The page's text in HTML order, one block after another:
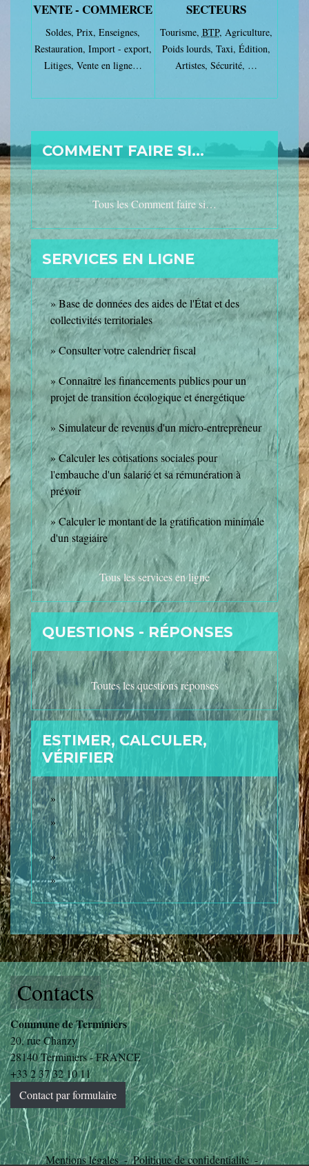
VENTE - COMMERCE
Soldes,Prix,Enseignes,
Restauration, Import - export,
Litiges, Vente en ligne…
SECTEURS
Tourisme, BTP, Agriculture,
Poids lourds, Taxi, Édition,
Artistes, Sécurité, …
COMMENT FAIRE SI…
Tous les Comment faire si…
SERVICES EN LIGNE
Base de données des aides de l'État et des
collectivités territoriales
Consulter votre calendrier fiscal
Connaître les financements publics pour un
projet de transition écologique et énergétique
Simulateur de revenus d'un micro-entrepreneur
Calculer les cotisations sociales pour
l'embauche d'un salarié et sa rémunération à
prévoir
Calculer le montant de la gratification minimale
d'un stagiaire
Tous les services en ligne
QUESTIONS - RÉPONSES
Toutes les questions réponses
ESTIMER, CALCULER,
VÉRIFIER
Contacts
Commune de Terminiers
20, rue Chanzy
28140 Terminiers - FRANCE
+33 2 37 32 10 11
Contact par formulaire
Mentions légales - Politique de confidentialité -